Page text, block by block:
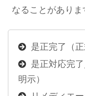
なることがありま
是正完了（正
是正対応完
明示）